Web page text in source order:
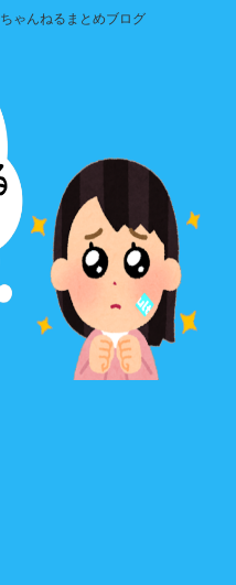
ゃんねるまとめブログ